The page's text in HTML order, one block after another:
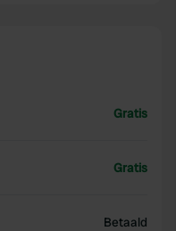
Gratis
Gratis
Betaald